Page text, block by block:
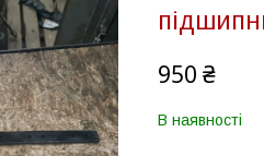
950 ₴
В наявності